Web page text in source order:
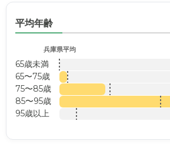
平均年齢
兵庫県平均
65歳未満
65〜75歳
75〜85歳
85〜95歳
95歳以上